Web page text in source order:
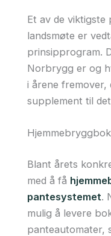
Et av de viktigste
landsmøte er
prinsipprogram.
Norbrygg er og
i årene
supplement til
Blant årets
med å få
pantesystemet.
mulig å levere
panteautomater,